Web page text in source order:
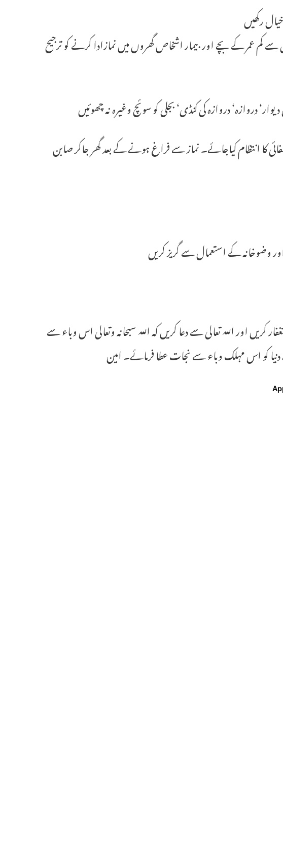
رکھیں
اور دس سے کم عمر کے بچے اور بیمار اشخاص گھروں میں نمازادا کرنے کو ترجیح
دروازہ‘ دروازہ کی کنڈی‘ بجلی کو سوئچ وغیرہ نہ چھوئیں
کا انتظام کیاجائے۔ نماز سے فراغ ہونے کے بعد گھر جاکر صابن
وضوخانہ کے استعمال سے گریز کریں
اور اللہ تعالی سے دعا کریں کہ اللہ سبحانہ وتعالی اس وباء سے
کو اس مہلک وباء سے نجات عطا فرمائے۔ امین